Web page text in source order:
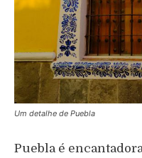
Um detalhe de Puebla
Puebla é